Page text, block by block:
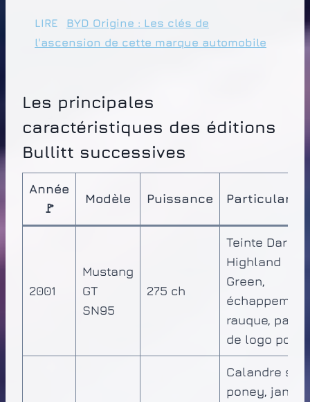
LIRE
BYD Origine : Les clés de
l'ascension de cette marque automobile
Les principales
caractéristiques des éditions
Bullitt successives
Année
🚩
Modèle Puissance
2001
Mustang
GT
SN95
275 ch
Teinte Dark
Highland
Green,
échappement
rauque, pas
de logo
Calandre
poney, jantes